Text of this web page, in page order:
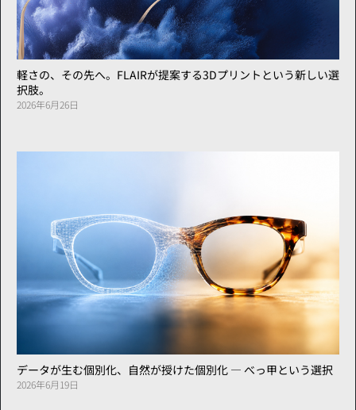
軽さの、その先へ。FLAIRが提案する3Dプリントという新しい選
択肢。
2026年6月26日
データが生む個別化、自然が授けた個別化 ― べっ甲という選択
2026年6月19日